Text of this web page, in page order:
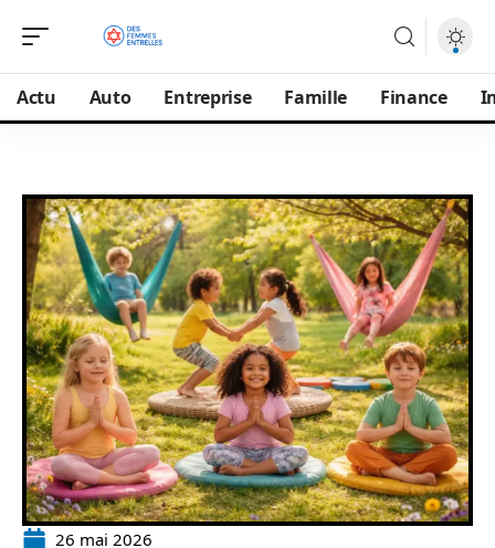
Actu Auto Entreprise Famille Finance
26 mai 2026